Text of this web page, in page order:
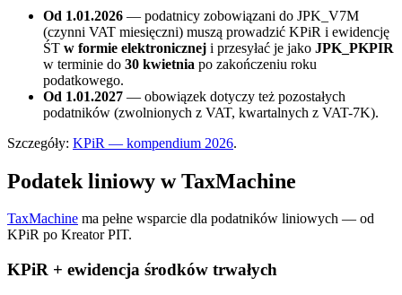
Od 1.01.2026 — podatnicy zobowiązani do JPK_V7M
(czynni VAT miesięczni) muszą prowadzić KPiR i ewidencję
ŚT w formie elektronicznej i przesyłać je jako JPK_PKPIR
w terminie do 30 kwietnia po zakończeniu roku
podatkowego.
Od 1.01.2027 — obowiązek dotyczy też pozostałych
podatników (zwolnionych z VAT, kwartalnych z VAT-7K).
Szczegóły: KPiR — kompendium 2026.
Podatek liniowy w TaxMachine
TaxMachine ma pełne wsparcie dla podatników liniowych — od
KPiR po Kreator PIT.
KPiR + ewidencja środków trwałych